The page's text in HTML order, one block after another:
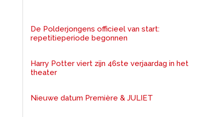
De Polderjongens officieel van start:
repetitieperiode begonnen
Harry Potter viert zijn 46ste verjaardag in het
theater
Nieuwe datum Première & JULIET